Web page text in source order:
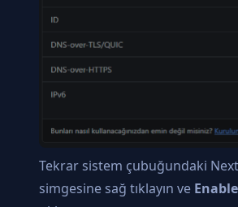
Tekrar sistem çubuğundaki
simgesine sağ tıklayın ve Enable